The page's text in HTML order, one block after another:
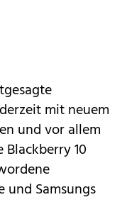
mit neuem
und vor allem
10
und Samsungs